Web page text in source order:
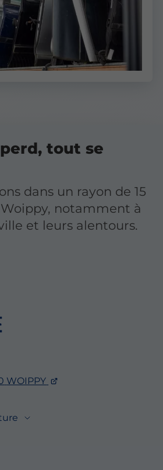
WOIPPY
tout se
dans un rayon de 15
notamment à
et leurs alentours.